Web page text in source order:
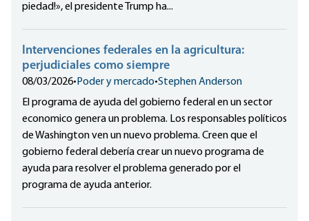
piedad!», el presidente Trump ha...
Intervenciones federales en la agricultura:
perjudiciales como siempre
08/03/2026•Poder y mercado•Stephen Anderson
El programa de ayuda del gobierno federal en un sector
economico genera un problema. Los responsables políticos
de Washington ven un nuevo problema. Creen que el
gobierno federal debería crear un nuevo programa de
ayuda para resolver el problema generado por el
programa de ayuda anterior.